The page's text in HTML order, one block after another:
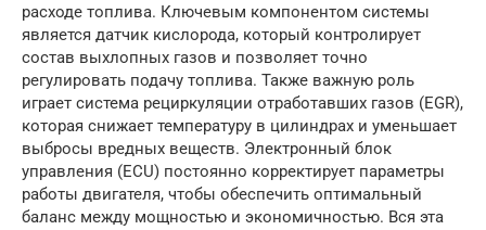
расходе топлива. Ключевым компонентом системы
является датчик кислорода, который контролирует
состав выхлопных газов и позволяет точно
регулировать подачу топлива. Также важную роль
играет система рециркуляции отработавших газов (EGR),
которая снижает температуру в цилиндрах и уменьшает
выбросы вредных веществ. Электронный блок
управления (ECU) постоянно корректирует параметры
работы двигателя, чтобы обеспечить оптимальный
баланс между мощностью и экономичностью. Вся эта